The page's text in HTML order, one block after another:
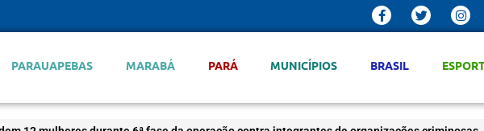
PARAUAPEBAS MARABÁ PARÁ MUNICÍPIOS BRASIL